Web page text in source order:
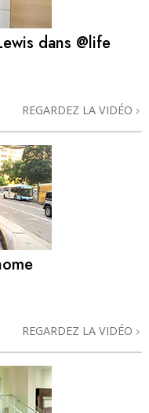
dans @life
REGARDEZ LA VIDÉO
REGARDEZ LA VIDÉO